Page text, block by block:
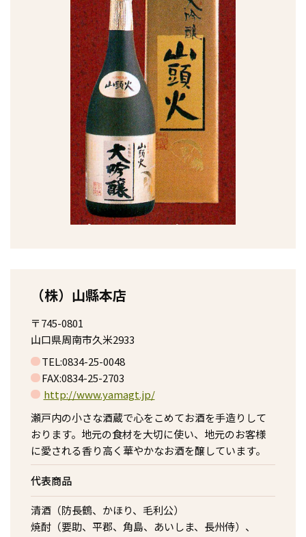
（株）山縣本店
〒745-0801
山口県周南市久米2933
TEL:0834-25-0048
FAX:0834-25-2703
http://www.yamagt.jp/
瀬戸内の小さな酒蔵で心をこめてお酒を手造りして
おります。地元の食材を大切に使い、地元のお客様
に愛される香り高く華やかなお酒を醸しています。
代表商品
清酒（防長鶴、かほり、毛利公）
焼酎（要助、平郡、角島、あいしま、長州侍）、